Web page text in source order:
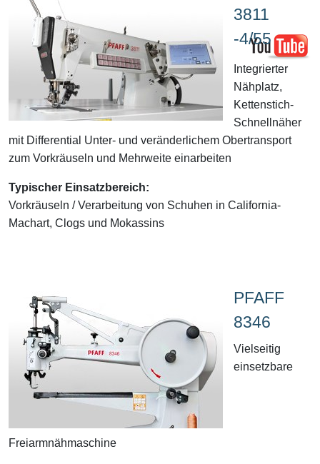
3811
-4/55
Integrierter
Nähplatz,
Kettenstich-
Schnellnäher
mit Differential Unter- und veränderlichem Obertransport
zum Vorkräuseln und Mehrweite einarbeiten
Typischer Einsatzbereich:
Vorkräuseln / Verarbeitung von Schuhen in California-
Machart, Clogs und Mokassins
PFAFF
8346
Vielseitig
einsetzbare
Freiarmnähmaschine